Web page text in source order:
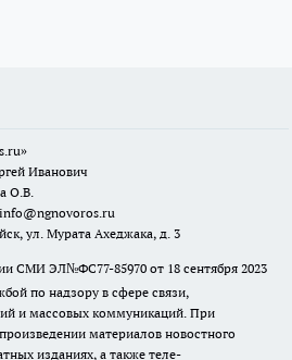
Иванович
О.В.
info@ngnovoros.ru
ул. Мурата Ахеджака, д. 3
СМИ ЭЛ№ФС77-85970 от 18 сентября 2023
по надзору в сфере связи,
и массовых коммуникаций. При
материалов новостного
изданиях, а также теле-